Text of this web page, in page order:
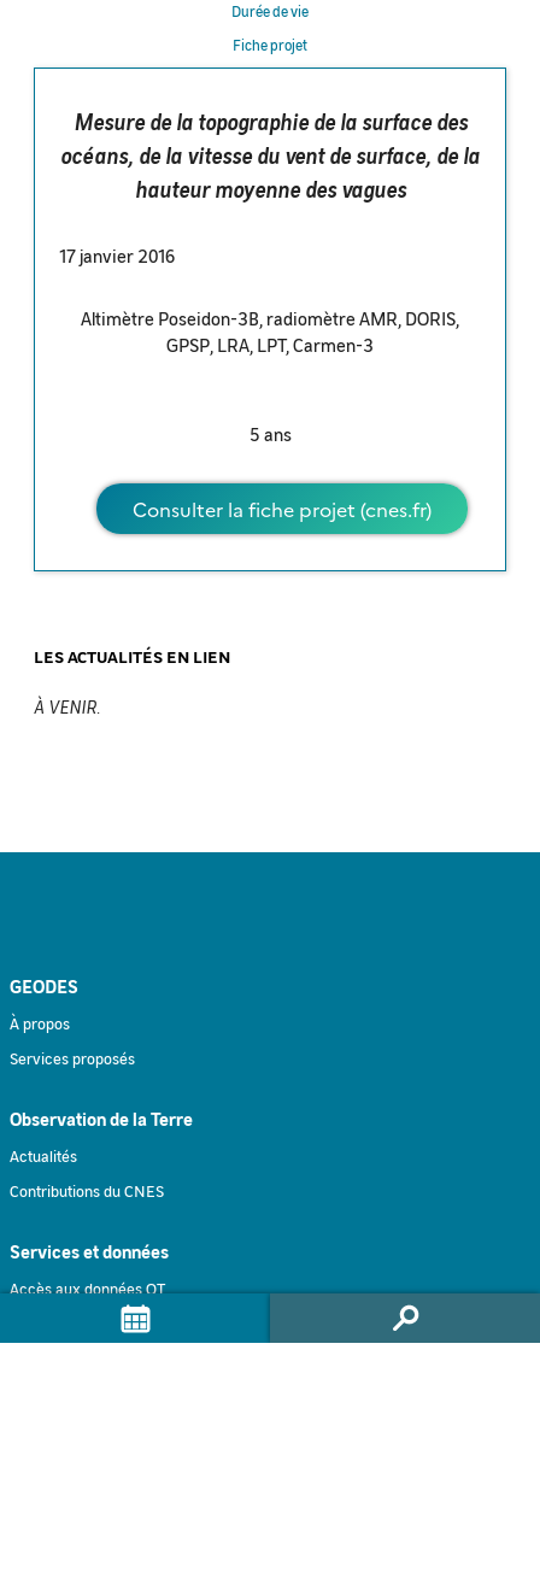
Durée de vie
Fiche projet
Mesure de la topographie de la surface des
océans, de la vitesse du vent de surface, de la
hauteur moyenne des vagues
17 janvier 2016
Altimètre Poseidon-3B, radiomètre AMR, DORIS,
GPSP, LRA, LPT, Carmen-3
5 ans
Consulter la fiche projet (cnes.fr)
LES ACTUALITÉS EN LIEN
À VENIR.
GEODES
À propos
Services proposés
Observation de la Terre
Actualités
Contributions du CNES
Services et données
Accès aux données OT